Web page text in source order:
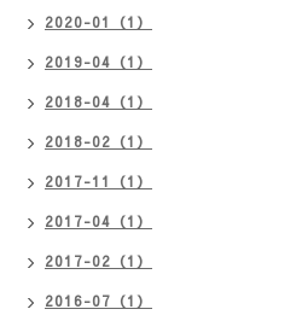
2020-01（1）
2019-04（1）
2018-04（1）
2018-02（1）
2017-11（1）
2017-04（1）
2017-02（1）
2016-07（1）